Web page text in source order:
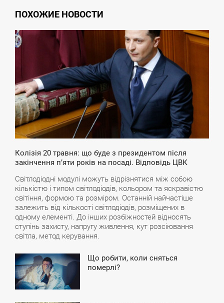
ПОХОЖИЕ НОВОСТИ
Колізія 20 травня: що буде з президентом після
закінчення п’яти років на посаді. Відповідь ЦВК
Світлодіодні модулі можуть відрізнятися між собою
кількістю і типом світлодіодів, кольором та яскравістю
світіння, формою та розміром. Останній найчастіше
залежить від кількості світлодіодів, розміщених в
одному елементі. До інших розбіжностей відносять
ступінь захисту, напругу живлення, кут розсіювання
світла, метод керування.
Що робити, коли сняться
померлі?